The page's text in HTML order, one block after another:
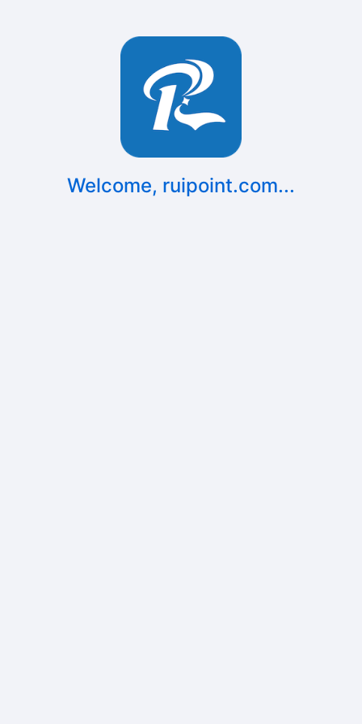
Welcome, ruipoint.com...